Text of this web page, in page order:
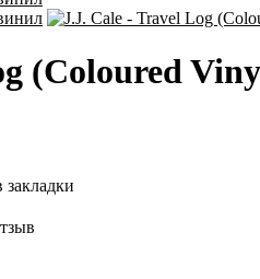
(Coloured
закладки